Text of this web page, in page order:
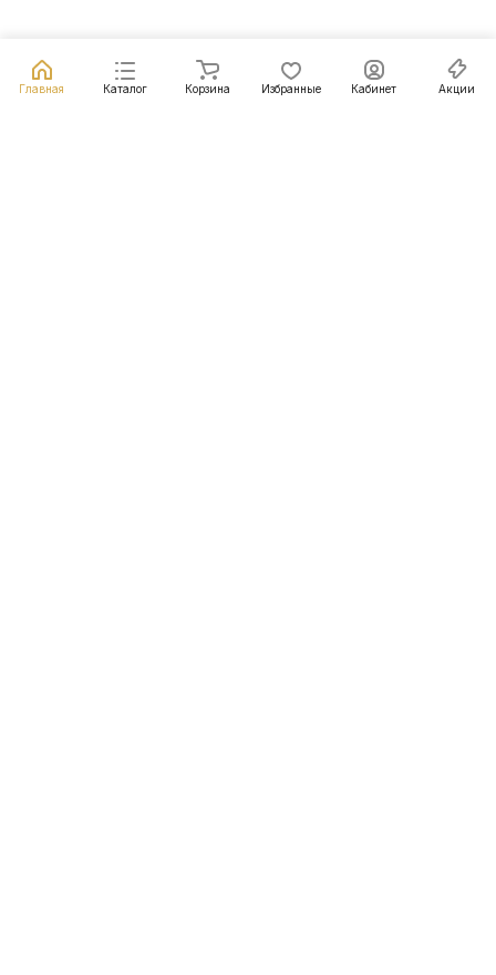
Главная Каталог Корзина Избранные Кабинет Акции